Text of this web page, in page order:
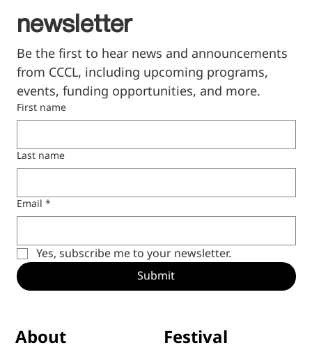
newsletter
Be the first to hear news and announcements
from CCCL, including upcoming programs,
events, funding opportunities, and more.
First name
Last name
Email *
Yes, subscribe me to your newsletter.
Submit
About Festival